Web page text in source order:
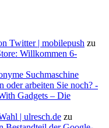
Twitter | mobilepush zu
Willkommen 6-
Suchmaschine
oder arbeiten Sie noch? -
Gadgets – Die
| ulresch.de zu